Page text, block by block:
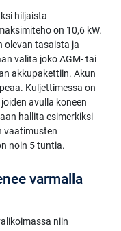
hiljaista
on 10,6 kW.
olevan tasaista ja
valita joko AGM- tai
akkupakettiin. Akun
Kuljettimessa on
avulla koneen
hallita esimerkiksi
vaatimusten
noin 5 tuntia.
varmalla
niin